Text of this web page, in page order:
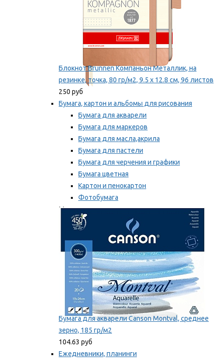
Блокнот Brunnen Компаньон Металлик, на
резинке, точка, 80 гр/м2, 9.5 х 12.8 см, 96 листов
250 руб
Бумага, картон и альбомы для рисования
Бумага для акварели
Бумага для маркеров
Бумага для масла,акрила
Бумага для пастели
Бумага для черчения и графики
Бумага цветная
Картон и пенокартон
Фотобумага
Мы рекомендуем
Бумага для акварели Canson Montval, среднее
зерно, 185 гр/м2
104.63 руб
Ежедневники, планинги